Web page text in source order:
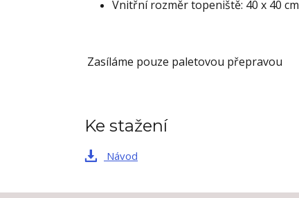
Vnitřní rozměr topeniště: 40 x 40 cm
Zasíláme pouze paletovou přepravou
Ke stažení
Návod